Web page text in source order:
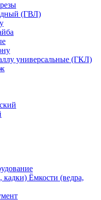
(ГВЛ)
универсальные (ГКЛ)
Ёмкости (ведра,